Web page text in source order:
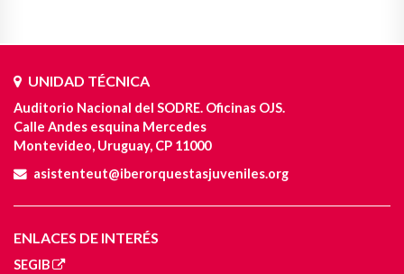
UNIDAD TÉCNICA
Auditorio Nacional del SODRE. Oficinas OJS.
Calle Andes esquina Mercedes
Montevideo, Uruguay, CP 11000
asistenteut@iberorquestasjuveniles.org
ENLACES DE INTERÉS
SEGIB